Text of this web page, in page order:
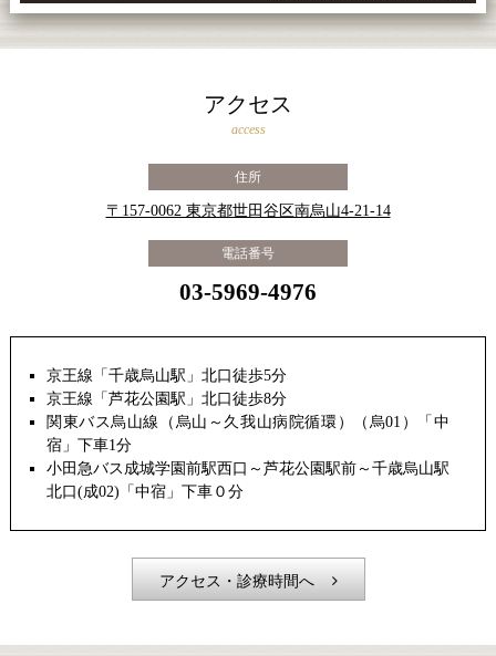
アクセス
access
住所
〒157-0062 東京都世田谷区南烏山4-21-14
電話番号
03-5969-4976
京王線「千歳烏山駅」北口徒歩5分
京王線「芦花公園駅」北口徒歩8分
関東バス烏山線（烏山～久我山病院循環）（烏01）「中
宿」下車1分
小田急バス成城学園前駅西口～芦花公園駅前～千歳烏山駅
北口(成02)「中宿」下車０分
アクセス・診療時間へ